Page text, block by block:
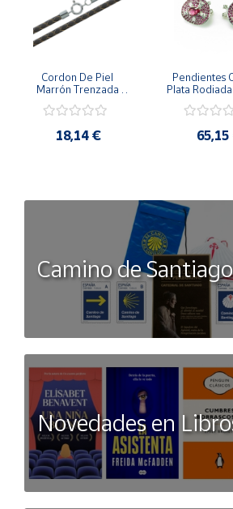
Cordon De Piel
Marrón Trenzada
Plata De 45Cm
18,14 €
Pendientes
Plata Rodiada
Camino de Santiago
Novedades en